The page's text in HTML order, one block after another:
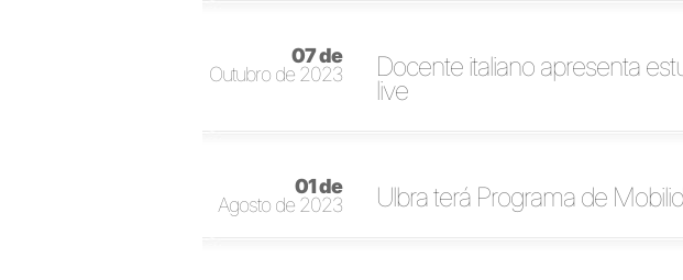
07 de
Outubro de 2023
Docente italiano apresenta
live
01 de
Agosto de 2023
Ulbra terá Programa de